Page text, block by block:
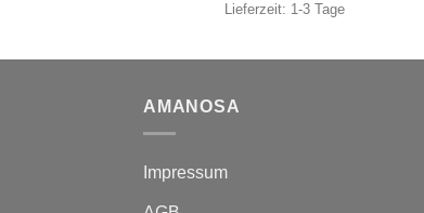
Lieferzeit: 1-3 Tage
AMANOSA
Impressum